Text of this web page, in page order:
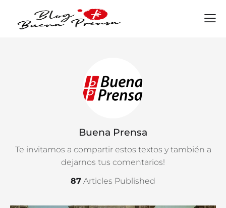
Buena Prensa
Te invitamos a compartir estos textos y también a
dejarnos tus comentarios!
87 Articles Published